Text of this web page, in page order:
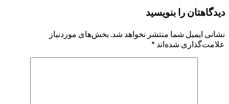
دیدگاهتان را بنویسید
نشانی ایمیل شما منتشر نخواهد شد. بخش‌های موردنیاز
علامت‌گذاری شده‌اند *